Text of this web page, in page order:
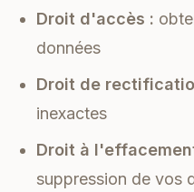
Droit d'accès :
données
Droit de
inexactes
Droit à
suppression de vos